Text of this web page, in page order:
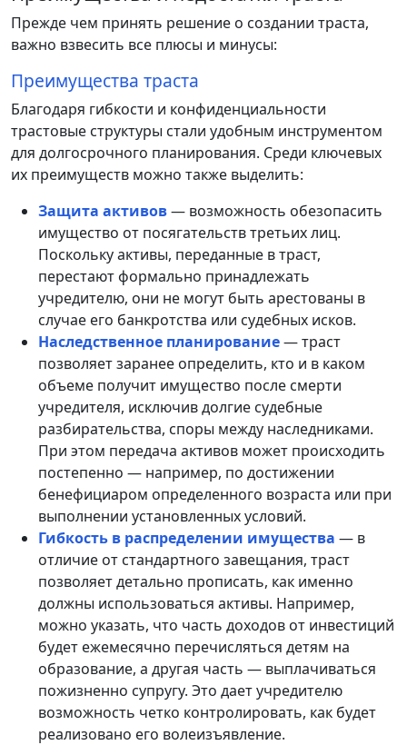
Прежде чем принять решение о создании траста,
важно взвесить все плюсы и минусы:
Преимущества траста
Благодаря гибкости и конфиденциальности
трастовые структуры стали удобным инструментом
для долгосрочного планирования. Среди ключевых
их преимуществ можно также выделить:
Защита активов— возможность обезопасить
имущество от посягательств третьих лиц.
Поскольку активы, переданные в траст,
перестают формально принадлежать
учредителю, они не могут быть арестованы в
случае его банкротства или судебных исков.
Наследственное планирование— траст
позволяет заранее определить, кто и в каком
объеме получит имущество после смерти
учредителя, исключив долгие судебные
разбирательства, споры между наследниками.
При этом передача активов может происходить
постепенно — например, по достижении
бенефициаром определенного возраста или при
выполнении установленных условий.
Гибкость в распределении имущества — в
отличие от стандартного завещания, траст
позволяет детально прописать, как именно
должны использоваться активы. Например,
можно указать, что часть доходов от инвестиций
будет ежемесячно перечисляться детям на
образование, а другая часть — выплачиваться
пожизненно супругу. Это дает учредителю
возможность четко контролировать, как будет
реализовано его волеизъявление.